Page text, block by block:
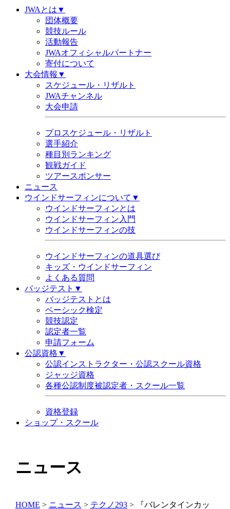
JWAとは▼
団体概要
競技ルール
活動報告
JWAオフィシャルパートナー
寄付について
大会情報▼
スケジュール・リザルト
JWAチャンネル
大会申請
プロスケジュール・リザルト
選手紹介
種目別ランキング
観戦ガイド
ツアースポンサー
ニュース
ウインドサーフィンについて▼
ウインドサーフィンとは
ウインドサーフィン入門
ウインドサーフィンの技
ウインドサーフィンの道具選び
キッズ・ウインドサーフィン
よくある質問
バッジテスト▼
バッジテストとは
ベーシック検定
競技認定
認定者一覧
申請フォーム
公認資格▼
公認インストラクター・公認スクール資格
ジャッジ資格
各種公認制度被認定者・スクール一覧
資格登録
ショップ・スクール
ニュース
HOME > ニュース > テクノ293> 『バレンタインカッ